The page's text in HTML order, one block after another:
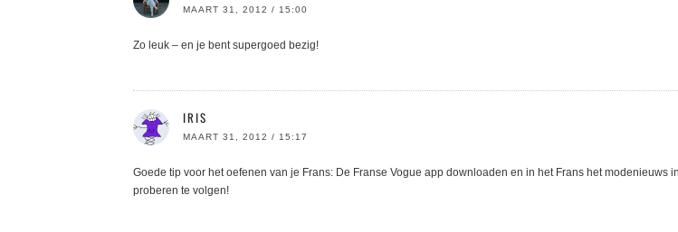
MAART 31, 2012 / 15:00
Zo leuk – en je bent supergoed bezig!
IRIS
MAART 31, 2012 / 15:17
Goede tip voor het oefenen van je Frans: De Franse Vogue app downloaden en in het Frans het modenieuws
proberen te volgen!